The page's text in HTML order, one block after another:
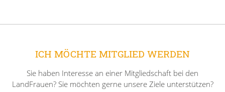
ICH MÖCHTE MITGLIED WERDEN
Sie haben Interesse an einer Mitgliedschaft bei den
LandFrauen? Sie möchten gerne unsere Ziele unterstützen?